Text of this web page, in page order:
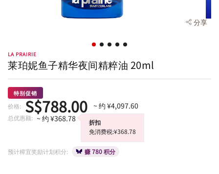
分享
LA PRAIRIE
莱珀妮鱼子精华夜间精粹油 20ml
特别促销
价格: S$788.00 ~ 约 ¥4,097.60
总优惠额: ~ 约 ¥368.78
折扣
免消费税:¥368.78
预计樟宜奖励计划积分: 赚 780 积分